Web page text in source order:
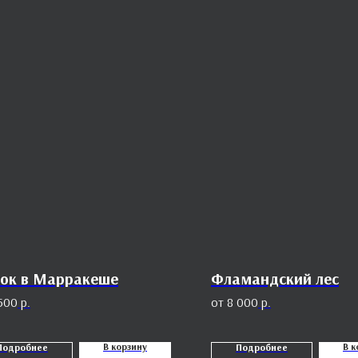
в Марракеше
р.
В корзину
Фламандский лес
8 000 р.
Подробнее В